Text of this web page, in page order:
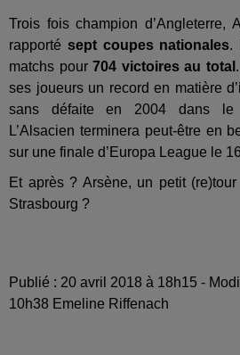
Trois fois champion d’Angleterre,
rapporté sept coupes nationales.
matchs pour704 victoires au total
ses joueurs un record en matière
sans défaite en 2004 dans le
L’Alsacien terminera peut-être en
sur une finale d’Europa League le
Et après ? Arsène, un petit
Strasbourg ?
Publié : 20 avril 2018 à 18h15 -
10h38 Emeline Riffenach